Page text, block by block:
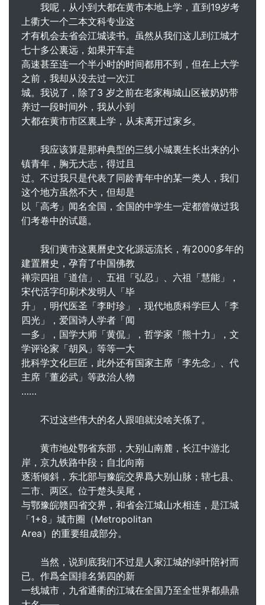
我呢，从小到大都在黄市本地上学，直到19岁考
上衢大一个二本文科专业这
才有机会去省会江城读书。虽然从我们这儿到江城才
七十多公裏远，如果开车走
高速甚至连一个半小时的时间都用不到，但在上大学
之前，我却从没去过一次江
城。我说了，除了3 岁之前在老家梅城山区被奶奶带
养过一段时间外，我从小到
大都在黄市市区裏上学，从未离开过家乡。
我应该算是那种典型的三线小城裏生长出来的小
镇青年，胸无大志，得过且
过。不过我只是代表了同龄青年中的某一类人，我们
这个地方虽然不大，但却是
以「高考」闻名全国，全国的中学生一定都曾做过我
们考卷中的试题。
我们黄市这裏曆史文化源远流长，有2000多年的
建置曆史，孕育了中国佛教
禅宗四祖「道信」、五祖「弘忍」、六祖「慧能」，
宋代活字印刷术发明人「毕
升」，明代医圣「李时珍」，现代地质科学巨人「李
四光」，爱国诗人学者「闻
一多」，国学大师「黄侃」，哲学家「熊十力」，文
学评论家「胡风」等等一大
批科学文化巨匠，此外还有国家主席「李先念」、代
主席「董必武」等政治人物
……
不过这些伟大的名人跟咱就没啥关係了。
黄市地处鄂省东部，大别山南麓，长江中游北
岸，京九铁路中段；自北向南
逐渐倾斜，东北部与豫皖交界爲大别山脉；辖七县、
二市、两区。位于楚头吴尾，
与鄂豫皖赣四省交界，和省会江城山水相连，是江城
「1+8」城市圈（Metropolitan
Area）的重要组成部分。
当然，说到底我们不过是人家江城的绿叶陪衬而
已。作爲全国排名第四的新
一线城市，九省通衢的江城在全国乃至全世界都鼎鼎